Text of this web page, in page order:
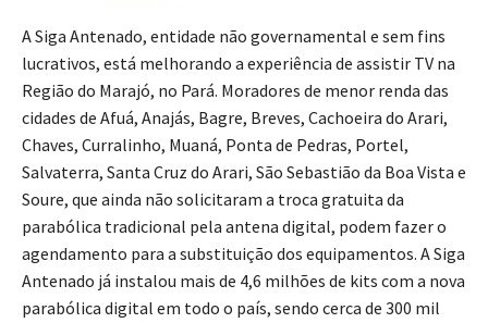
A Siga Antenado, entidade não governamental e sem fins
lucrativos, está melhorando a experiência de assistir TV na
Região do Marajó, no Pará. Moradores de menor renda das
cidades de Afuá, Anajás, Bagre, Breves, Cachoeira do Arari,
Chaves, Curralinho, Muaná, Ponta de Pedras, Portel,
Salvaterra, Santa Cruz do Arari, São Sebastião da Boa Vista e
Soure, que ainda não solicitaram a troca gratuita da
parabólica tradicional pela antena digital, podem fazer o
agendamento para a substituição dos equipamentos. A Siga
Antenado já instalou mais de 4,6 milhões de kits com a nova
parabólica digital em todo o país, sendo cerca de 300 mil